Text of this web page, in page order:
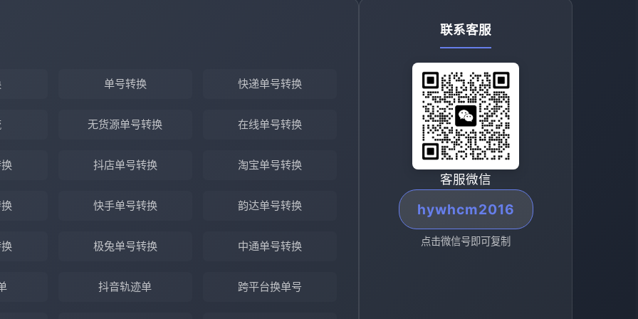
单号转换 快递单号转换
无货源单号转换 在线单号转换
抖店单号转换 淘宝单号转换
快手单号转换 韵达单号转换
极兔单号转换 中通单号转换
抖音轨迹单 跨平台换单号
联系客服
客服微信
hywhcm2016
点击微信号即可复制